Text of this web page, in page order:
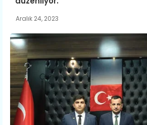
Aralık 24, 2023